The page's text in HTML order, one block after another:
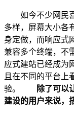
如今不少网民喜
多样，屏幕大小各
身定做，而响应式
兼容多个终端，不
应式建站已经成为
且在不同的平台上
验。
除了可以让
建设的用户来说，